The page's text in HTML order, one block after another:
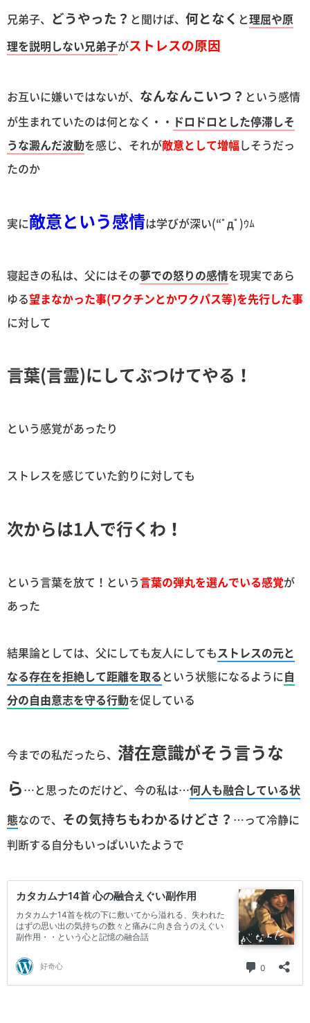
兄弟子、 どうやった？ と聞けば、 何となく と理屈や原
理を説明しない兄弟子がストレスの原因
お互いに嫌いではないが、 なんなんこいつ？ という感情
が生まれていたのは何となく・・ ドロドロとした停滞しそ
うな澱んだ波動を感じ、それが敵意として増幅しそうだっ
たのか
実に敵意という感情は学びが深い(“ﾟдﾟ)ｳﾑ
寝起きの私は、父にはその夢での怒りの感情を現実であら
ゆる望まなかった事(ワクチンとかワクパス等)を先行した事
に対して
言葉(言霊)にしてぶつけてやる！
という感覚があったり
ストレスを感じていた釣りに対しても
次からは1人で行くわ！
という言葉を放て！という言葉の弾丸を選んでいる感覚が
あった
結果論としては、父にしても友人にしてもストレスの元と
なる存在を拒絶して距離を取るという状態になるように自
分の自由意志を守る行動を促している
今までの私だったら、 潜在意識がそう言うな
ら…と思ったのだけど、今の私は…何人も融合している状
態なので、 その気持ちもわかるけどさ？ …って冷静に
判断する自分もいっぱいいたようで